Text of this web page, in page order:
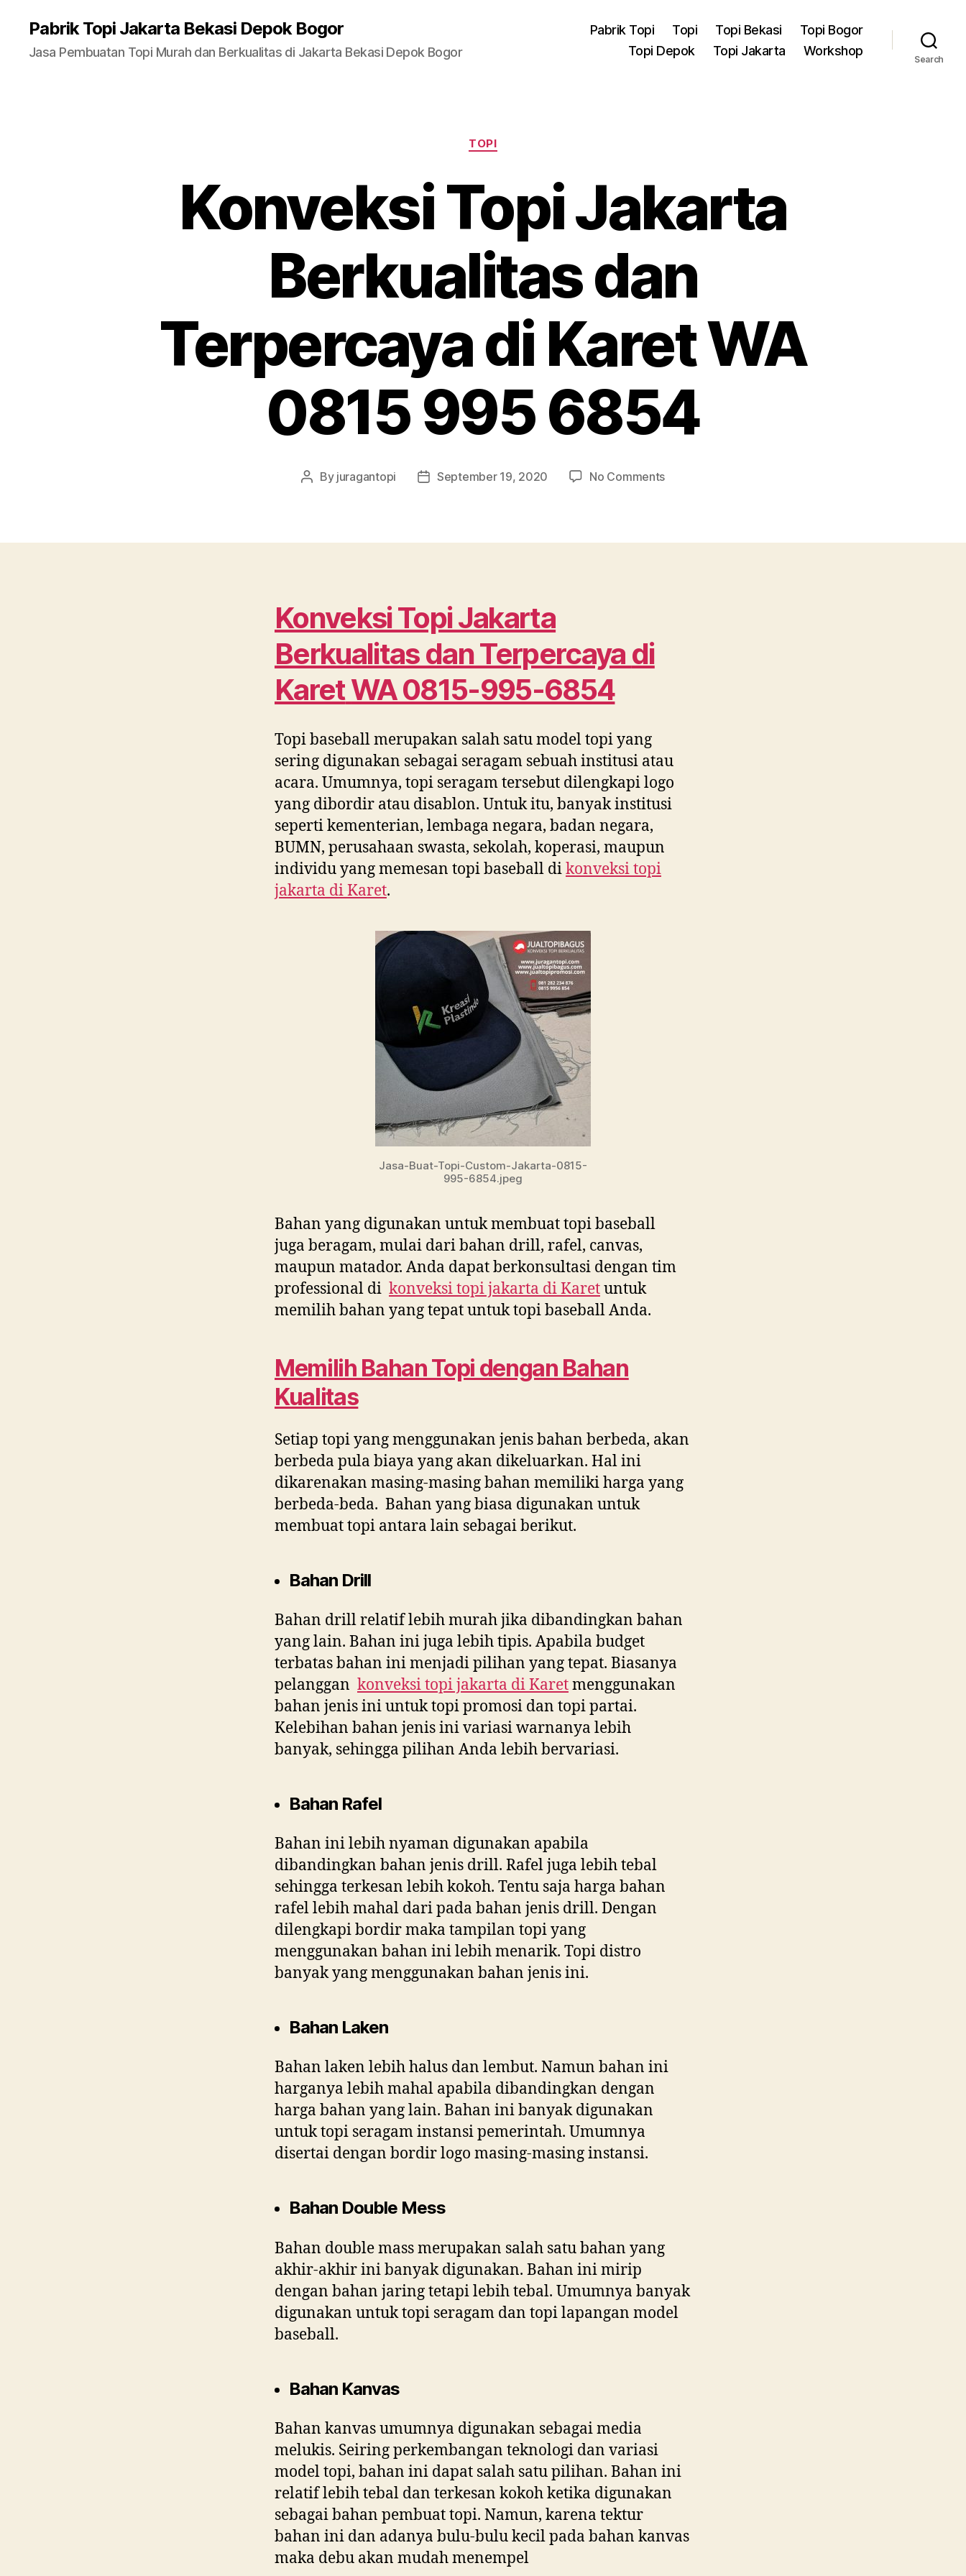
Pabrik Topi Jakarta Bekasi Depok Bogor
Jasa Pembuatan Topi Murah dan Berkualitas di Jakarta Bekasi Depok Bogor
Pabrik Topi Topi Topi Bekasi
Topi Bogor
Topi Depok
Topi Jakarta Workshop
Search
Categories
TOPI
Konveksi Topi Jakarta
Berkualitas dan
Terpercaya di Karet WA
0815 995 6854
Post
By juragantopi
PostSeptember 19, 2020 No Commentson
Berkualitas
Konveksi Topi Jakarta
Berkualitas dan Terpercaya di
KaretWA 0815-995-6854
Topi baseball merupakan salah satu model topi yang
sering digunakan sebagai seragam sebuah institusi atau
acara. Umumnya, topi seragam tersebut dilengkapi logo
yang dibordir atau disablon. Untuk itu, banyak institusi
seperti kementerian, lembaga negara, badan negara,
BUMN, perusahaan swasta, sekolah, koperasi, maupun
individu yang memesan topi baseball dikonveksi topi
jakarta diKaret.
Jasa-Buat-Topi-Custom-Jakarta-0815-
995-6854.jpeg
Bahan yang digunakan untuk membuat topi baseball
juga beragam, mulai dari bahan drill, rafel, canvas,
maupun matador. Anda dapat berkonsultasi dengan tim
professional di konveksi topi jakarta diKaretuntuk
memilih bahan yang tepat untuk topi baseball Anda.
Memilih Bahan Topi dengan Bahan
Kualitas
Setiap topi yang menggunakan jenis bahan berbeda, akan
berbeda pula biaya yang akan dikeluarkan. Hal ini
dikarenakan masing-masing bahan memiliki harga yang
berbeda-beda. Bahan yang biasa digunakan untuk
membuat topi antara lain sebagai berikut.
Bahan Drill
Bahan drill relatif lebih murah jika dibandingkan bahan
yang lain. Bahan ini juga lebih tipis. Apabila budget
terbatas bahan ini menjadi pilihan yang tepat. Biasanya
pelanggan konveksi topi jakarta diKaretmenggunakan
bahan jenis ini untuk topi promosi dan topi partai.
Kelebihan bahan jenis ini variasi warnanya lebih
banyak, sehingga pilihan Anda lebih bervariasi.
Bahan Rafel
Bahan ini lebih nyaman digunakan apabila
dibandingkan bahan jenis drill. Rafel juga lebih tebal
sehingga terkesan lebih kokoh. Tentu saja harga bahan
rafel lebih mahal dari pada bahan jenis drill. Dengan
dilengkapi bordir maka tampilan topi yang
menggunakan bahan ini lebih menarik. Topi distro
banyak yang menggunakan bahan jenis ini.
Bahan Laken
Bahan laken lebih halus dan lembut. Namun bahan ini
harganya lebih mahal apabila dibandingkan dengan
harga bahan yang lain. Bahan ini banyak digunakan
untuk topi seragam instansi pemerintah. Umumnya
disertai dengan bordir logo masing-masing instansi.
Bahan Double Mess
Bahan double mass merupakan salah satu bahan yang
akhir-akhir ini banyak digunakan. Bahan ini mirip
dengan bahan jaring tetapi lebih tebal. Umumnya banyak
digunakan untuk topi seragam dan topi lapangan model
baseball.
Bahan Kanvas
Bahan kanvas umumnya digunakan sebagai media
melukis. Seiring perkembangan teknologi dan variasi
model topi, bahan ini dapat salah satu pilihan. Bahan ini
relatif lebih tebal dan terkesan kokoh ketika digunakan
sebagai bahan pembuat topi. Namun, karena tektur
bahan ini dan adanya bulu-bulu kecil pada bahan kanvas
maka debu akan mudah menempel